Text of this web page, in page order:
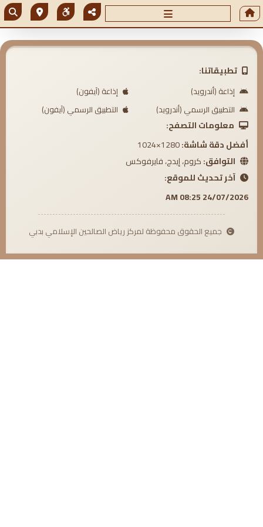
تطبيقاتنا:
إذاعة (أندرويد)
إذاعة (آيفون)
التطبيق الرسمي (أندرويد)
التطبيق الرسمي (آيفون)
معلومات التصفح:
أفضل دقة شاشة:
التوافق:كروم، إيدج، فايرفوكس
آخر تحديث للموقع:
24/07/2026 08:25 AM
جميع الحقوق محفوظة لمركز رياض الصالحين الإسلامي بدبي